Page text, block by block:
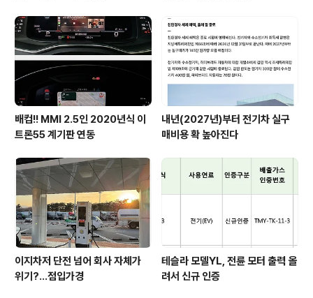
배컴!! MMI 2.5인 2020년식 이
트론55 계기판 연동
내년(2027년)부터 전기차 실구
매비용 확 높아진다
이지차저 단전 넘어 회사 자체가
위기?...점입가경
테슬라 모델YL, 전륜 모터 출력 올
려서 신규 인증